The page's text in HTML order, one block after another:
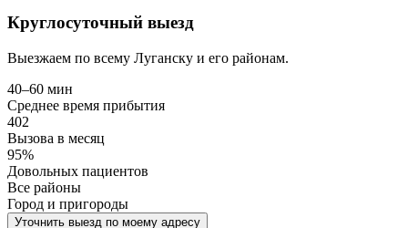
Круглосуточный выезд
Выезжаем по всему Луганску и его районам.
40–60 мин
Среднее время прибытия
402
Вызова в месяц
95%
Довольных пациентов
Все районы
Город и пригороды
Уточнить выезд по моему адресу